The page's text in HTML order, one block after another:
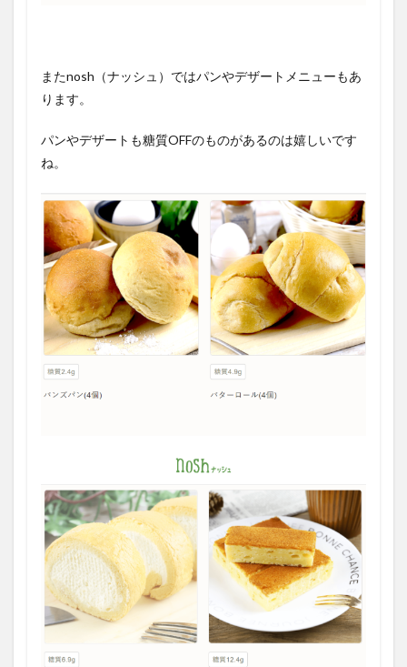
またnosh（ナッシュ）ではパンやデザートメニューもあ
ります。
パンやデザートも糖質OFFのものがあるのは嬉しいです
ね。